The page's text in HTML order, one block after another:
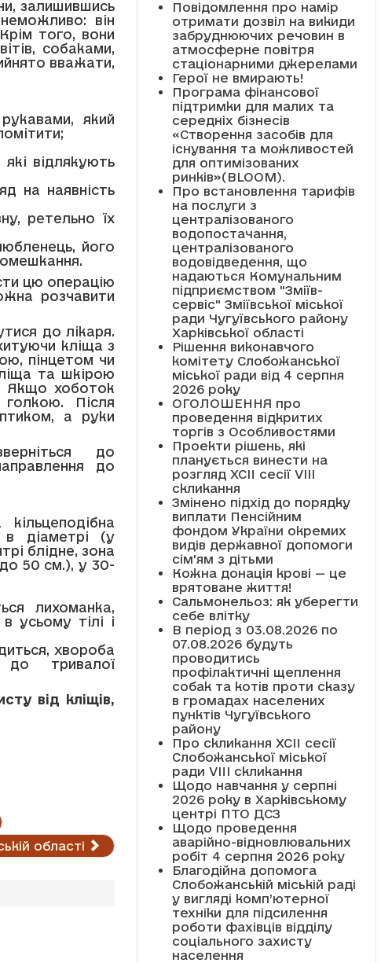
залишившись
він
того, вони
собаками,
вважати,
який
відлякують
на наявність
ретельно їх
його
цю операцію
розчавити
до лікаря.
кліща з
пінцетом чи
та шкірою
Якщо хоботок
Після
а руки
до
до
діаметрі (у
блідне, зона
до 50 см.), у 30-
лихоманка,
усьому тілі і
хвороба
до тривалої
від кліщів,
області
Повідомлення про намір
отримати дозвіл на викиди
забруднюючих речовин в
атмосферне повітря
стаціонарними джерелами
Герої не вмирають!
Програма фінансової
підтримки для малих та
середніх бізнесів
«Створення засобів для
існування та можливостей
для оптимізованих
ринків»(BLOOM).
Про встановлення тарифів
на послуги з
централізованого
водопостачання,
централізованого
водовідведення, що
надаються Комунальним
підприємством "Зміїв-
сервіс" Зміївської міської
ради Чугуївського району
Харківської області
Рішення виконавчого
комітету Слобожанської
міської ради від 4 серпня
2026 року
ОГОЛОШЕННЯ про
проведення відкритих
торгів з Особливостями
Проекти рішень, які
планується винести на
розгляд XCII сесії VІІІ
скликання
Змінено підхід до порядку
виплати Пенсійним
фондом України окремих
видів державної допомоги
сім'ям з дітьми
Кожна донація крові — це
врятоване життя!
Сальмонельоз: як уберегти
себе влітку
В період з 03.08.2026 по
07.08.2026 будуть
проводитись
профілактичні щеплення
собак та котів проти сказу
в громадах населених
пунктів Чугуївського
району
Про скликання XCII сесії
Слобожанської міської
ради VIII скликання
Щодо навчання у серпні
2026 року в Харківському
центрі ПТО ДСЗ
Щодо проведення
аварійно-відновлювальних
робіт 4 серпня 2026 року
Благодійна допомога
Слобожанській міській раді
у вигляді комп’ютерної
техніки для підсилення
роботи фахівців відділу
соціального захисту
населення